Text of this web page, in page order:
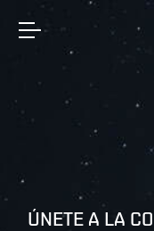
ÚNETE A LA